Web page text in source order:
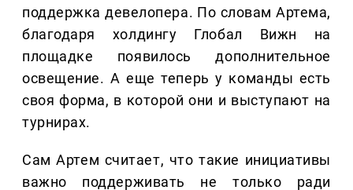
поддержка девелопера. По словам Артема,
благодаря холдингу Глобал Вижн на
площадке появилось дополнительное
освещение. А еще теперь у команды есть
своя форма, в которой они и выступают на
турнирах.
Сам Артем считает, что такие инициативы
важно поддерживать не только ради